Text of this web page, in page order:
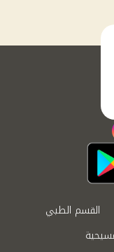
القسم الطبي